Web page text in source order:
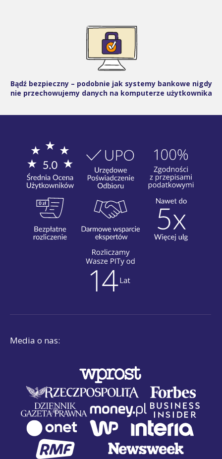
Bądź bezpieczny – podobnie jak systemy bankowe nigdy
nie przechowujemy danych na komputerze użytkownika
Media o nas: